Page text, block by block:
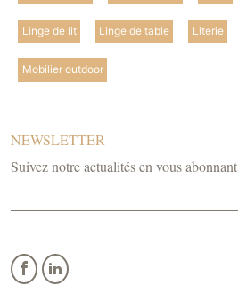
Linge de lit Linge de table Literie
Mobilier outdoor
NEWSLETTER
Suivez notre actualités en vous abonnant